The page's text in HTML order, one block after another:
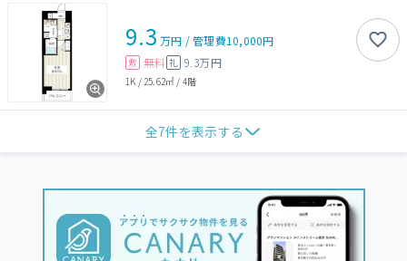
9.3 万円 /管理費10,000円
敷 無料 礼 9.3万円
1K / 25.62㎡ / 4階
全7件を表示する